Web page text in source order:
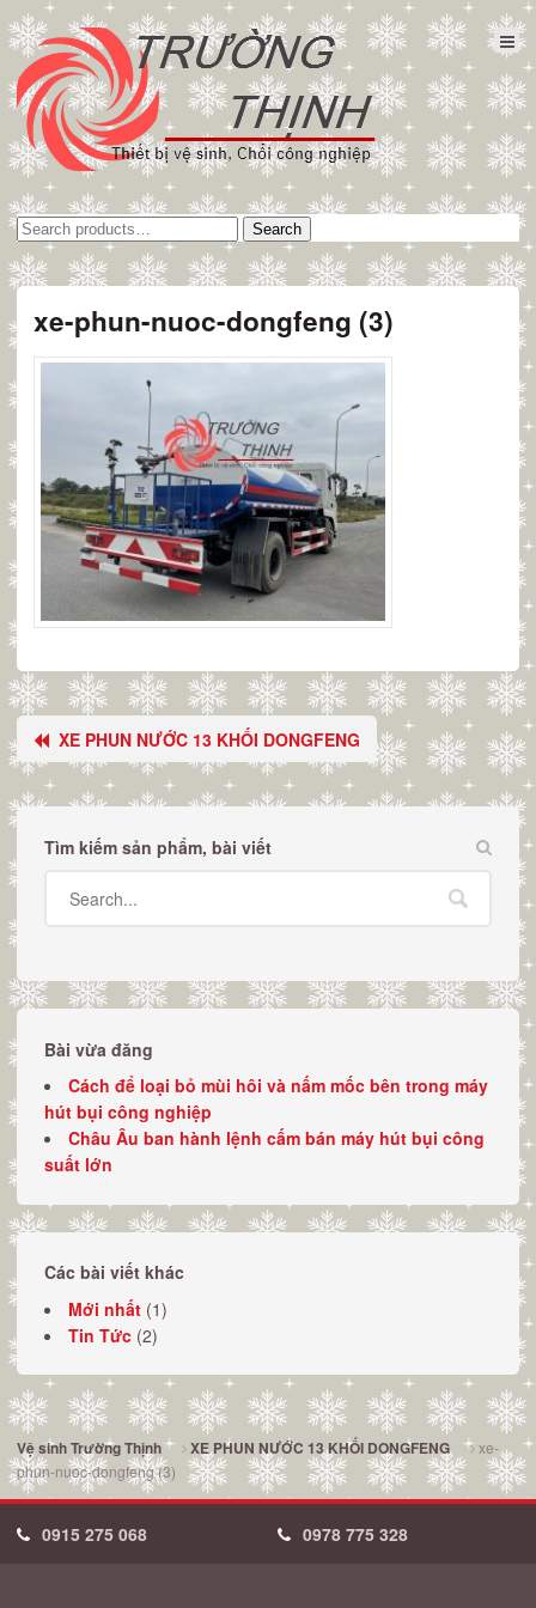
Tìm
kiếm:
Search
xe-phun-nuoc-dongfeng (3)
XE PHUN NƯỚC 13 KHỐI DONGFENG
Tìm kiếm sản phẩm, bài viết
Bài vừa đăng
Cách để loại bỏ mùi hôi và nấm mốc bên trong máy
hút bụi công nghiệp
Châu Âu ban hành lệnh cấm bán máy hút bụi công
suất lớn
Các bài viết khác
Mới nhất(1)
Tin Tức(2)
Vệ sinh Trường Thịnh XE PHUN NƯỚC 13 KHỐI DONGFENG
xe-
phun-nuoc-dongfeng (3)
0915 275 068 0978 775 328